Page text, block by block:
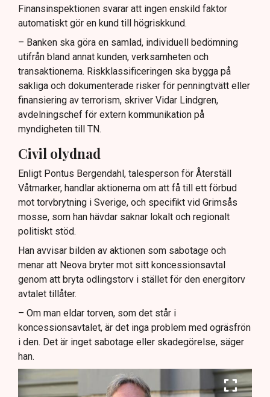
Finansinspektionen svarar att ingen enskild faktor
automatiskt gör en kund till högriskkund.
– Banken ska göra en samlad, individuell bedömning
utifrån bland annat kunden, verksamheten och
transaktionerna. Riskklassificeringen ska bygga på
sakliga och dokumenterade risker för penningtvätt eller
finansiering av terrorism, skriver Vidar Lindgren,
avdelningschef för extern kommunikation på
myndigheten till TN.
Civil olydnad
Enligt Pontus Bergendahl, talesperson för Återställ
Våtmarker, handlar aktionerna om att få till ett förbud
mot torvbrytning i Sverige, och specifikt vid Grimsås
mosse, som han hävdar saknar lokalt och regionalt
politiskt stöd.
Han avvisar bilden av aktionen som sabotage och
menar att Neova bryter mot sitt koncessionsavtal
genom att bryta odlingstorv i stället för den energitorv
avtalet tillåter.
– Om man eldar torven, som det står i
koncessionsavtalet, är det inga problem med ogräsfrön
i den. Det är inget sabotage eller skadegörelse, säger
han.